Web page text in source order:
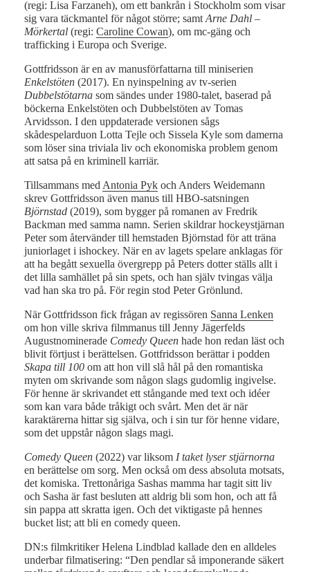
(regi: Lisa Farzaneh), om ett bankrån i Stockholm som visar
sig vara täckmantel för något större; samt Arne Dahl –
Mörkertal (regi: Caroline Cowan), om mc-gäng och
trafficking i Europa och Sverige.
Gottfridsson är en av manusförfattarna till miniserien
Enkelstöten (2017). En nyinspelning av tv-serien
Dubbelstötarna som sändes under 1980-talet, baserad på
böckerna Enkelstöten och Dubbelstöten av Tomas
Arvidsson. I den uppdaterade versionen sågs
skådespelarduon Lotta Tejle och Sissela Kyle som damerna
som löser sina triviala liv och ekonomiska problem genom
att satsa på en kriminell karriär.
Tillsammans med Antonia Pyk och Anders Weidemann
skrev Gottfridsson även manus till HBO-satsningen
Björnstad (2019), som bygger på romanen av Fredrik
Backman med samma namn. Serien skildrar hockeystjärnan
Peter som återvänder till hemstaden Björnstad för att träna
juniorlaget i ishockey. När en av lagets spelare anklagas för
att ha begått sexuella övergrepp på Peters dotter ställs allt i
det lilla samhället på sin spets, och han själv tvingas välja
vad han ska tro på. För regin stod Peter Grönlund.
När Gottfridsson fick frågan av regissören Sanna Lenken
om hon ville skriva filmmanus till Jenny Jägerfelds
Augustnominerade Comedy Queen hade hon redan läst och
blivit förtjust i berättelsen. Gottfridsson berättar i podden
Skapa till 100 om att hon vill slå hål på den romantiska
myten om skrivande som någon slags gudomlig ingivelse.
För henne är skrivandet ett stångande med text och idéer
som kan vara både tråkigt och svårt. Men det är när
karaktärerna hittar sig själva, och i sin tur för henne vidare,
som det uppstår någon slags magi.
Comedy Queen (2022) var liksom I taket lyser stjärnorna
en berättelse om sorg. Men också om dess absoluta motsats,
det komiska. Trettonåriga Sashas mamma har tagit sitt liv
och Sasha är fast besluten att aldrig bli som hon, och att få
sin pappa att skratta igen. Och det viktigaste på hennes
bucket list; att bli en comedy queen.
DN:s filmkritiker Helena Lindblad kallade den en alldeles
underbar filmatisering: “Den pendlar så imponerande säkert